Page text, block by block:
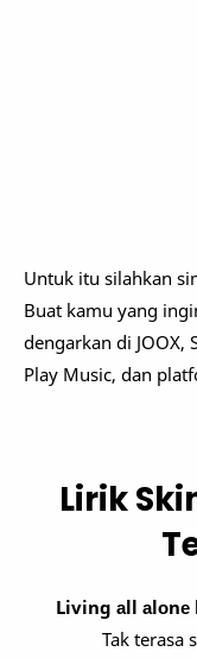
Untuk itu silahkan
Buat kamu yang
dengarkan di JOOX,
Play Music, dan
Lirik
Living аll
Tak terasa